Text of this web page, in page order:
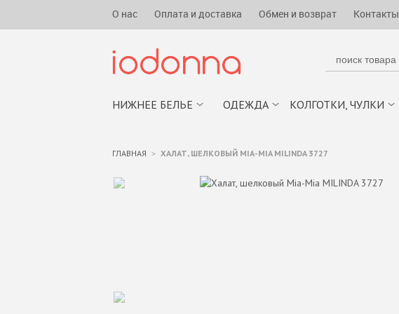
О нас Оплата и доставка Обмен и возврат Контакты
НИЖНЕЕ БЕЛЬЕ ОДЕЖДА КОЛГОТКИ, ЧУЛКИ
ГЛАВНАЯ ХАЛАТ, ШЕЛКОВЫЙ MIA-MIA MILINDA 3727